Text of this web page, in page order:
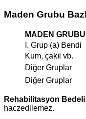
Maden Grubu
MADEN GRUBU
I. Grup (a) Bendi
Kum, çakıl vb.
Diğer Gruplar
Diğer Gruplar
Rehabilitasyon
haczedilemez.